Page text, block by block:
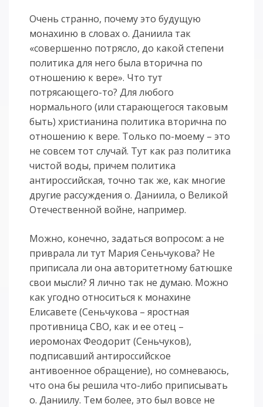
Очень странно, почему это будущую
монахиню в словах о. Даниила так
«совершенно потрясло, до какой степени
политика для него была вторична по
отношению к вере». Что тут
потрясающего-то? Для любого
нормального (или старающегося таковым
быть) христианина политика вторична по
отношению к вере. Только по-моему – это
не совсем тот случай. Тут как раз политика
чистой воды, причем политика
антироссийская, точно так же, как многие
другие рассуждения о. Даниила, о Великой
Отечественной войне, например.
Можно, конечно, задаться вопросом: а не
приврала ли тут Мария Сеньчукова? Не
приписала ли она авторитетному батюшке
свои мысли? Я лично так не думаю. Можно
как угодно относиться к монахине
Елисавете (Сеньчукова – яростная
противница СВО, как и ее отец –
иеромонах Феодорит (Сеньчуков),
подписавший антироссийское
антивоенное обращение), но сомневаюсь,
что она бы решила что-либо приписывать
о. Даниилу. Тем более, это был вовсе не